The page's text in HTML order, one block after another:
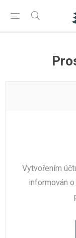
Vytvořením
informován